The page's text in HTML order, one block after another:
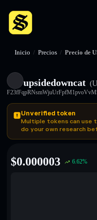
Inicio / Precios / Precio de
upsidedowncat
Unverified token
Multiple tokens can use
do your own research
$0.000003 6.62%